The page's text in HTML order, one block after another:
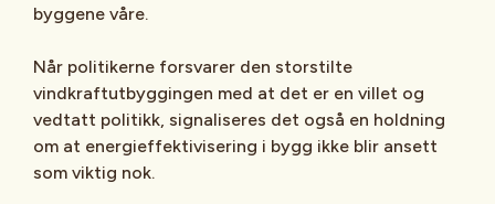
byggene våre.
Når politikerne forsvarer den storstilte
vindkraftutbyggingen med at det er en villet og
vedtatt politikk, signaliseres det også en holdning
om at energieffektivisering i bygg ikke blir ansett
som viktig nok.